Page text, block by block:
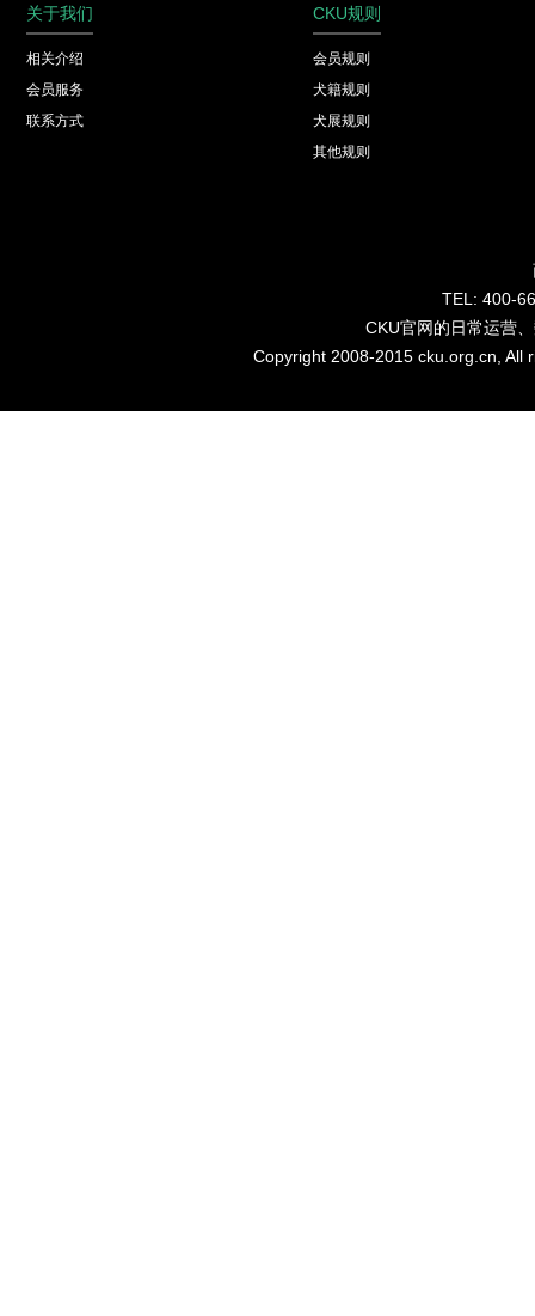
关于我们
相关介绍
会员服务
联系方式
CKU规则
会员规则
犬籍规则
犬展规则
其他规则
TEL: 400-
CKU官网的日常运营
Copyright 2008-2015 cku.org.cn,